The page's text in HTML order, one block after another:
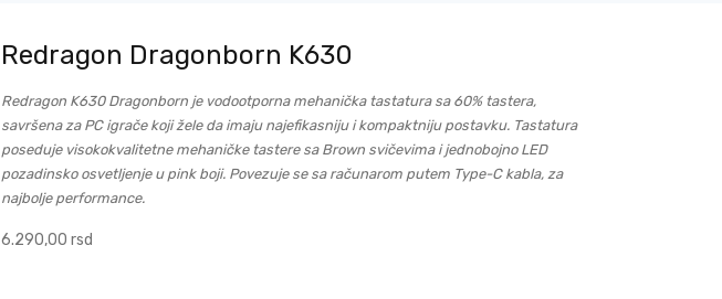
Redragon Dragonborn K630
Redragon K630 Dragonborn je vodootporna mehanička tastatura sa 60% tastera,
savršena za PC igrače koji žele da imaju najefikasniju i kompaktniju postavku. Tastatura
poseduje visokokvalitetne mehaničke tastere sa Brown svičevima i jednobojno LED
pozadinsko osvetljenje u pink boji. Povezuje se sa računarom putem Type-C kabla, za
najbolje performance.
6.290,00 rsd